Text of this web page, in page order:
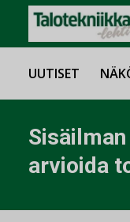
UUTISET
arvioida